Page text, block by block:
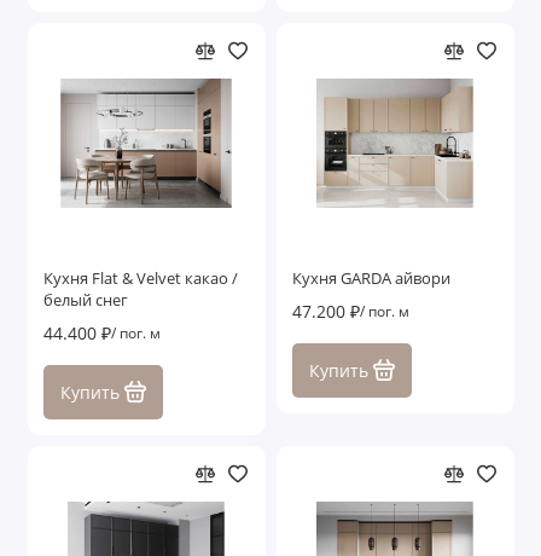
Кухня Flat & Velvet какао /
белый снег
44.400 ₽/ пог. м
Купить
Кухня GARDA айвори
47.200 ₽/ пог. м
Купить